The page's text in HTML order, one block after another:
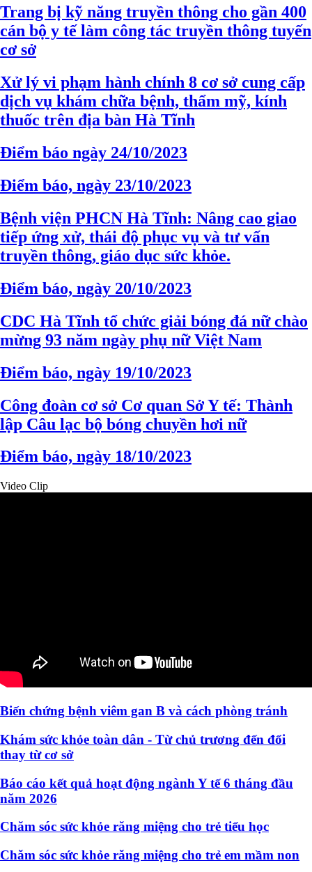
Trang bị kỹ năng truyền thông cho gần 400
cán bộ y tế làm công tác truyền thông tuyến
cơ sở
Xử lý vi phạm hành chính 8 cơ sở cung cấp
dịch vụ khám chữa bệnh, thẩm mỹ, kính
thuốc trên địa bàn Hà Tĩnh
Điểm báo ngày 24/10/2023
Điểm báo, ngày 23/10/2023
Bệnh viện PHCN Hà Tĩnh: Nâng cao giao
tiếp ứng xử, thái độ phục vụ và tư vấn
truyền thông, giáo dục sức khỏe.
Điểm báo, ngày 20/10/2023
CDC Hà Tĩnh tổ chức giải bóng đá nữ chào
mừng 93 năm ngày phụ nữ Việt Nam
Điểm báo, ngày 19/10/2023
Công đoàn cơ sở Cơ quan Sở Y tế: Thành
lập Câu lạc bộ bóng chuyền hơi nữ
Điểm báo, ngày 18/10/2023
Video Clip
Biến chứng bệnh viêm gan B và cách phòng tránh
Khám sức khỏe toàn dân - Từ chủ trương đến đổi
thay từ cơ sở
Báo cáo kết quả hoạt động ngành Y tế 6 tháng đầu
năm 2026
Chăm sóc sức khỏe răng miệng cho trẻ tiểu học
Chăm sóc sức khỏe răng miệng cho trẻ em mầm non